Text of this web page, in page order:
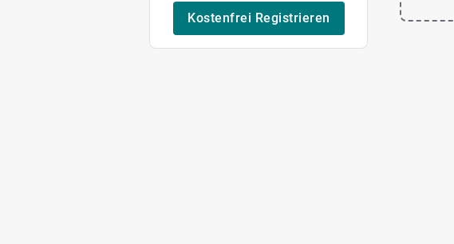
Kostenfrei Registrieren